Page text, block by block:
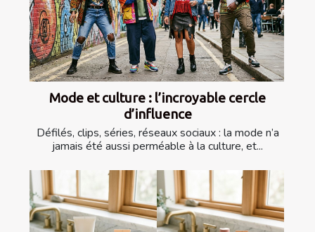
Mode et culture : l’incroyable cercle
d’influence
Défilés, clips, séries, réseaux sociaux : la mode n’a
jamais été aussi perméable à la culture, et...